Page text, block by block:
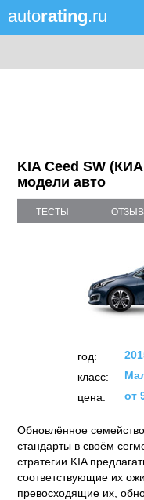
autorating.ru
KIA Ceed SW
модели авто
ТЕСТЫ
год:
класс:
цена:
от
Обновлённое
стандарты в своём
стратегии KIA
соответствующие их
превосходящие их,